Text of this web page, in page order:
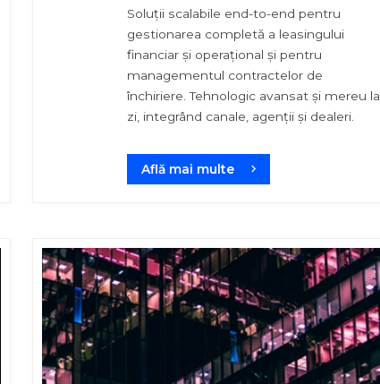
Soluții scalabile end-to-end pentru
gestionarea completă a leasingului
financiar și operațional și pentru
managementul contractelor de
închiriere. Tehnologic avansat și mereu la
zi, integrând canale, agenții și dealeri.
Află mai multe